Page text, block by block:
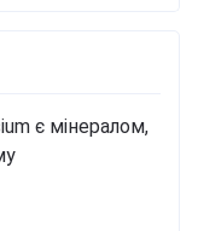
є мінералом,